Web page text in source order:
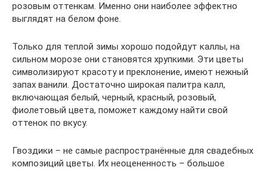
розовым оттенкам. Именно они наиболее эффектно
выглядят на белом фоне.
Только для теплой зимы хорошо подойдут каллы, на
сильном морозе они становятся хрупкими. Эти цветы
символизируют красоту и преклонение, имеют нежный
запах ванили. Достаточно широкая палитра калл,
включающая белый, черный, красный, розовый,
фиолетовый цвета, поможет каждому найти свой
оттенок по вкусу.
Гвоздики – не самые распространённые для свадебных
композиций цветы. Их неоцененность – большое